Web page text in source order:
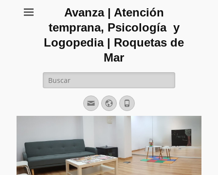
Avanza | Atención
temprana, Psicología y
Logopedia | Roquetas de
Mar
Buscar:
Correo
electrónico
Web Teléfono